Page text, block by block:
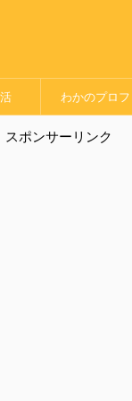
わかのプロ
スポンサーリンク